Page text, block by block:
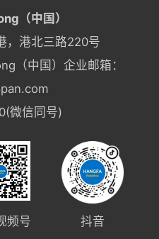
（中国）
，港北三路220号
（中国）企业邮箱：
微信同号)
频号 抖音